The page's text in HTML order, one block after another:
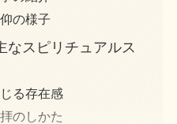
の様子
なスピリチュアルス
る存在感
のしかた